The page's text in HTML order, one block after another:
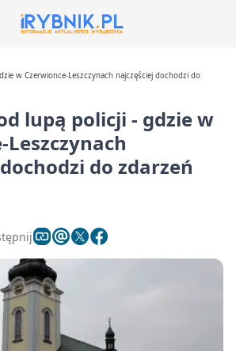
w Czerwionce-Leszczynach najczęściej dochodzi do
lupą policji - gdzie w
Leszczynach
do zdarzeń